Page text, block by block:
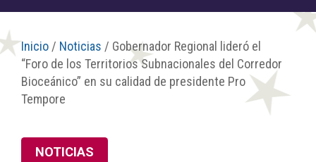
Inicio / Noticias / Gobernador Regional lideró el
“Foro de los Territorios Subnacionales del Corredor
Bioceánico” en su calidad de presidente Pro
Tempore
NOTICIAS